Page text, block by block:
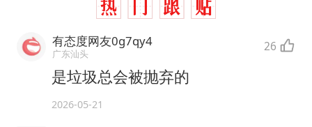
有态度网友0g7qy4
广东汕头 26
是垃圾总会被抛弃的
2026-05-21